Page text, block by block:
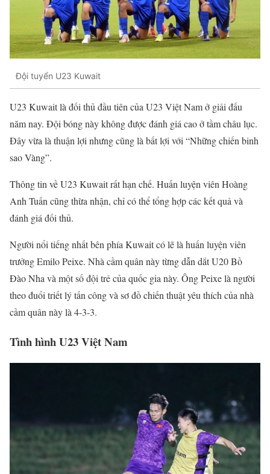
Đội tuyển U23 Kuwait
U23 Kuwait là đối thủ đầu tiên của U23 Việt Nam ở giải đấu
năm nay. Đội bóng này không được đánh giá cao ở tầm châu lục.
Đây vừa là thuận lợi nhưng cũng là bất lợi với “Những chiến binh
sao Vàng”.
Thông tin về U23 Kuwait rất hạn chế. Huấn luyện viên Hoàng
Anh Tuấn cũng thừa nhận, chỉ có thể tổng hợp các kết quả và
đánh giá đối thủ.
Người nổi tiếng nhất bên phía Kuwait có lẽ là huấn luyện viên
trưởng Emilo Peixe. Nhà cầm quân này từng dẫn dắt U20 Bồ
Đào Nha và một số đội trẻ của quốc gia này. Ông Peixe là người
theo đuổi triết lý tấn công và sơ đồ chiến thuật yêu thích của nhà
cầm quân này là 4-3-3.
Tình hình U23 Việt Nam